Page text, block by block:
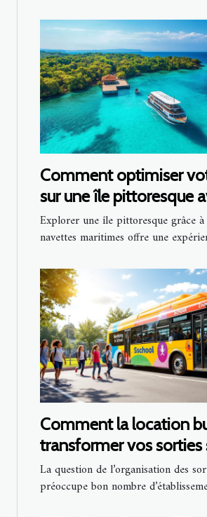
Comment optimiser
sur une île pittoresque
navettes maritimes ?
Explorer une île pittoresque grâce
navettes maritimes offre une
Comment la location
transformer vos sorties
?
La question de l’organisation des
préoccupe bon nombre